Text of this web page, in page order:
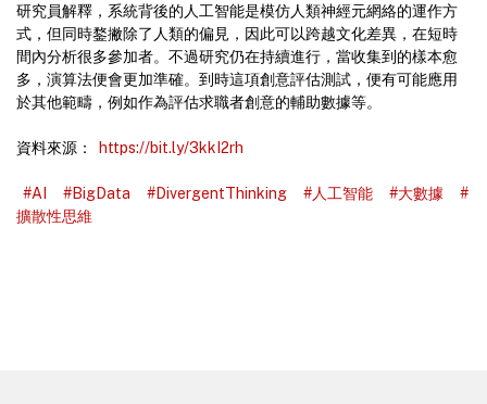
研究員解釋，系統背後的人工智能是模仿人類神經元網絡的運作方
式，但同時鍪撇除了人類的偏見，因此可以跨越文化差異，在短時
間內分析很多參加者。不過研究仍在持續進行，當收集到的樣本愈
多，演算法便會更加準確。到時這項創意評估測試，便有可能應用
於其他範疇，例如作為評估求職者創意的輔助數據等。
資料來源： https://bit.ly/3kkI2rh
#AI #BigData #DivergentThinking #人工智能 #大數據
#
擴散性思維